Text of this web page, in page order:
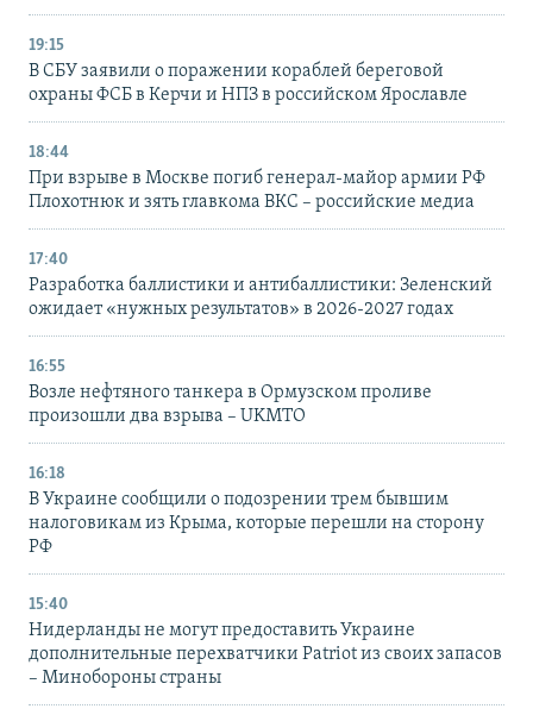
19:15
В СБУ заявили о поражении кораблей береговой
охраны ФСБ в Керчи и НПЗ в российском Ярославле
18:44
При взрыве в Москве погиб генерал-майор армии РФ
Плохотнюк и зять главкома ВКС – российские медиа
17:40
Разработка баллистики и антибаллистики: Зеленский
ожидает «нужных результатов» в 2026-2027 годах
16:55
Возле нефтяного танкера в Ормузском проливе
произошли два взрыва – UKMTO
16:18
В Украине сообщили о подозрении трем бывшим
налоговикам из Крыма, которые перешли на сторону
РФ
15:40
Нидерланды не могут предоставить Украине
дополнительные перехватчики Patriot из своих запасов
– Минобороны страны